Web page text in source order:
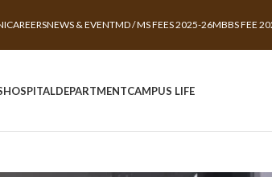
CAREERSNEWS & EVENTMD / MS FEES 2025-26MBBS FEE
HOSPITALDEPARTMENTCAMPUS LIFE